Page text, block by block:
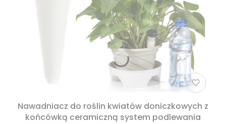
Nawadniacz do roślin kwiatów doniczkowych z
końcówką ceramiczną system podlewania